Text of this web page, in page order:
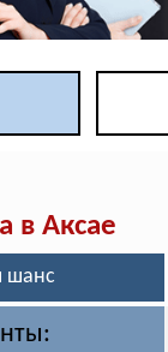
в Аксае
шанс